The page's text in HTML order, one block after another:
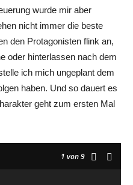
wurde mir aber
nicht immer die beste
den Protagonisten flink an,
oder hinterlassen nach dem
ich mich ungeplant dem
haben. Und so dauert es
geht zum ersten Mal
1 von 9